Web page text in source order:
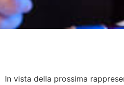
In vista della prossima